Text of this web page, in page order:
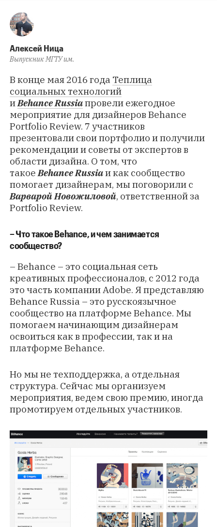
Алексей Ница
Выпускник МГТУ им.
В конце мая 2016 года Теплица
социальных технологий
иBehance Russiaпровели ежегодное
мероприятие для дизайнеров Behance
Portfolio Review. 7 участников
презентовали свои портфолио и получили
рекомендации и советы от экспертов в
области дизайна. О том, что
такоеBehance Russiaи как сообщество
помогает дизайнерам, мы поговорили с
Варварой Новожиловой, ответственной за
Portfolio Review.
– Что такое Behance, и чем занимается
сообщество?
– Behance – это социальная сеть
креативных профессионалов, с 2012 года
это часть компании Adobe. Я представляю
Behance Russia – это русскоязычное
сообщество на платформе Behance. Мы
помогаем начинающим дизайнерам
освоиться как в профессии, так и на
платформе Behance.
Но мы не техподдержка, а отдельная
структура. Сейчас мы организуем
мероприятия, ведем свою премию, иногда
промотируем отдельных участников.